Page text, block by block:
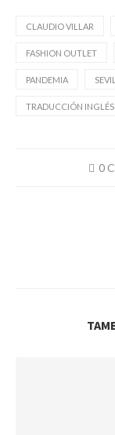
CLAUDIO VILLAR
FASHION OUTLET
PANDEMIA
TRADUCCIÓN INGLÉS
0